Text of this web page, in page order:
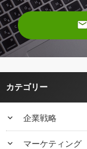
email
カテゴリー
keyboard_arrow_down 企業戦略
keyboard_arrow_down マーケティング